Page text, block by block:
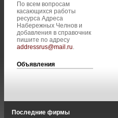
По всем вопросам
касающихся работы
ресурса Адреса
Набережных Челнов и
добавления в справочник
пишите по адресу
addressrus@mail.ru.
Объявления
Последние фирмы